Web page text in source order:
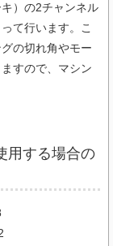
）の2チャンネル
て行います。こ
の切れ角やモー
すので、マシン
用する場合の